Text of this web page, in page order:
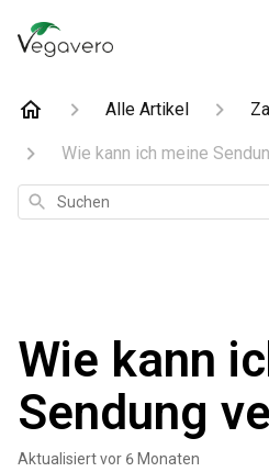
Alle Artikel
Wie kann ich meine
Suchen
Wie kann
Sendung
Aktualisiertvor 6 Monaten